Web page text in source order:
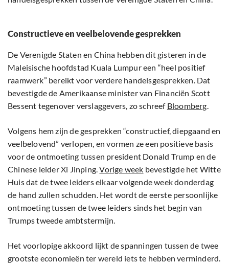
Constructieve en veelbelovende gesprekken
De Verenigde Staten en China hebben dit gisteren in de
Maleisische hoofdstad Kuala Lumpur een “heel positief
raamwerk” bereikt voor verdere handelsgesprekken. Dat
bevestigde de Amerikaanse minister van Financiën Scott
Bessent tegenover verslaggevers, zo schreef Bloomberg.
Volgens hem zijn de gesprekken “constructief, diepgaand en
veelbelovend” verlopen, en vormen ze een positieve basis
voor de ontmoeting tussen president Donald Trump en de
Chinese leider Xi Jinping.Vorige week bevestigde het Witte
Huis dat de twee leiders elkaar volgende week donderdag
de hand zullen schudden. Het wordt de eerste persoonlijke
ontmoeting tussen de twee leiders sinds het begin van
Trumps tweede ambtstermijn.
Het voorlopige akkoord lijkt de spanningen tussen de twee
grootste economieën ter wereld iets te hebben verminderd.